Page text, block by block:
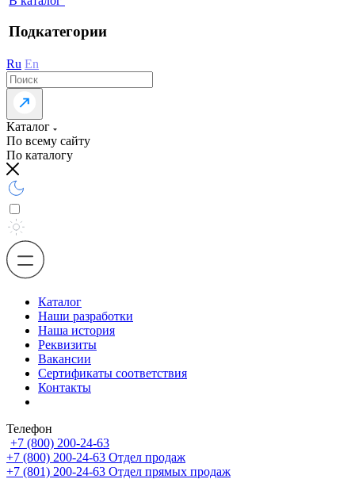
Подкатегории
Ru En
Каталог
По всему сайту
По каталогу
Каталог
Наши разработки
Наша история
Реквизиты
Вакансии
Сертификаты соответствия
Контакты
Телефон
+7 (800) 200-24-63
+7 (800) 200-24-63 Отдел продаж
+7 (801) 200-24-63 Отдел прямых продаж